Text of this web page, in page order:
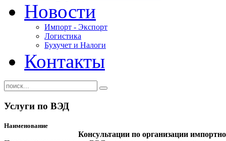
Новости
Импорт - Экспорт
Логистика
Бухучет и Налоги
Контакты
Услуги по ВЭД
Наименование
Консультации по организации